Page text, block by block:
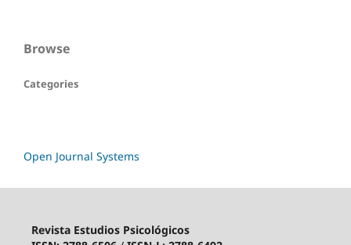
Browse
Categories
Open Journal Systems
Revista Estudios Psicológicos